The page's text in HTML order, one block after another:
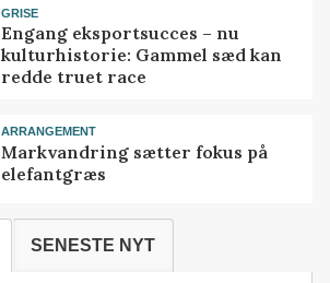
GRISE
Engang eksportsucces – nu
kulturhistorie: Gammel sæd kan
redde truet race
ARRANGEMENT
Markvandring sætter fokus på
elefantgræs
SENESTE NYT